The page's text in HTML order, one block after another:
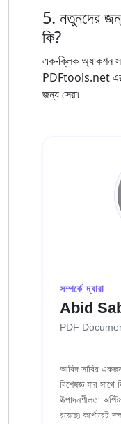
5. নতুনদের
কি?
এক-ক্লিক অ্যাকশন
PDFtools.net এর
জন্য সেরা৷
সম্পর্কে দ্বারা
Abid
PDF
আবিদ সাবির একজন
বিশেষজ্ঞ যার
উত্পাদনশীলতা
রয়েছে৷ কর্পোরেট